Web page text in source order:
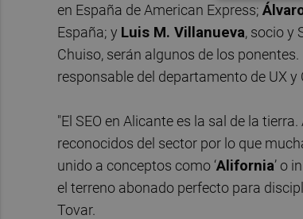
en España de American Express;
España; y Luis M. Villanueva, socio y
Chuiso, serán algunos de los
responsable del departamento de UX y
"El SEO en Alicante es la sal de la
reconocidos del sector por lo que
unido a conceptos como ‘Alifornia’ o
el terreno abonado perfecto para
Tovar.